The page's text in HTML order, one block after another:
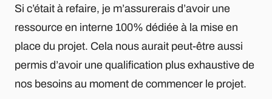
Si c’était à refaire, je m’assurerais d’avoir une
ressource en interne 100% dédiée à la mise en
place du projet. Cela nous aurait peut-être aussi
permis d’avoir une qualification plus exhaustive de
nos besoins au moment de commencer le projet.